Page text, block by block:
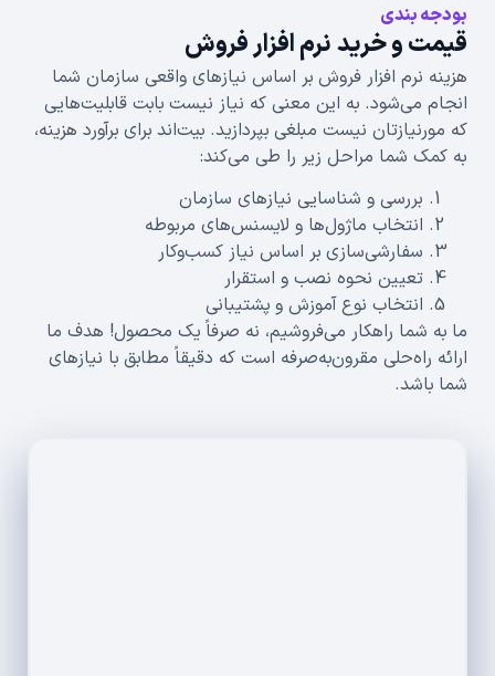
بودجه بندی
قیمت و خرید نرم افزار فروش
هزینه نرم افزار فروش بر اساس نیازهای واقعی سازمان شما
انجام می‌شود. به این معنی که نیاز نیست بابت قابلیت‌هایی
که مورنیازتان نیست مبلغی بپردازید. بیت‌اند برای برآورد هزینه،
به کمک شما مراحل زیر را طی می‌کند:
بررسی و شناسایی نیازهای سازمان
انتخاب ماژول‌ها و لایسنس‌های مربوطه
سفارشی‌سازی بر اساس نیاز کسب‌وکار
تعیین نحوه نصب و استقرار
انتخاب نوع آموزش و پشتیبانی
ما به شما راهکار می‌فروشیم، نه صرفاً یک محصول! هدف ما
ارائه راه‌حلی مقرون‌به‌صرفه است که دقیقاً مطابق با نیازهای
شما باشد.